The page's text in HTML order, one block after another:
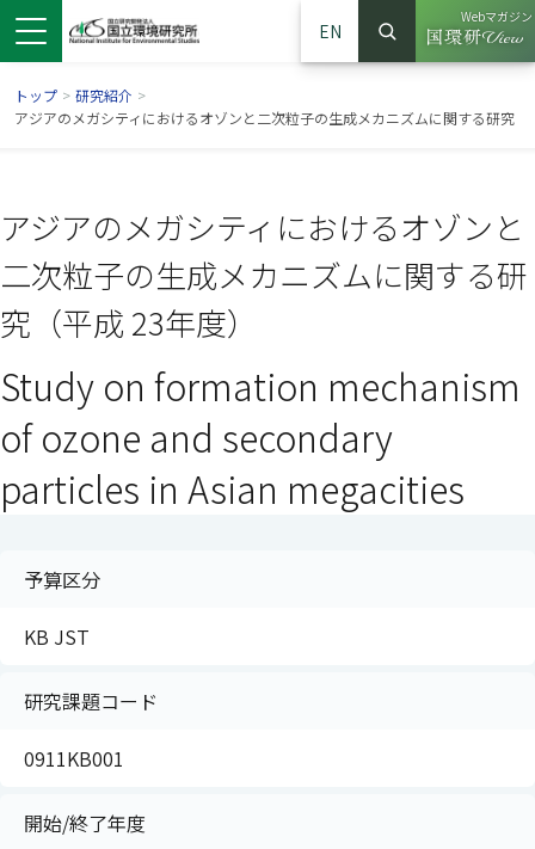
ウで開きます）
ンドウで開きます）
ウインドウで開きます）
EN
サイト内検索
検索
Webマガジン
（別ウイ
トップ > 研究紹介 >
アジアのメガシティにおけるオゾンと二次粒子の生成メカニズムに関する研究
アジアのメガシティにおけるオゾンと
二次粒子の生成メカニズムに関する研
究（平成 23年度）
Study on formation mechanism
of ozone and secondary
particles in Asian megacities
予算区分
KB JST
研究課題コード
0911KB001
開始/終了年度